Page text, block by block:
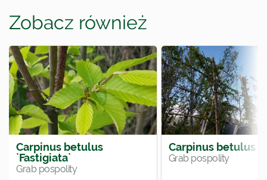
Zobacz również
Carpinus betulus
`Fastigiata`
Grab pospolity
Carpinus betulus
Grab pospolity